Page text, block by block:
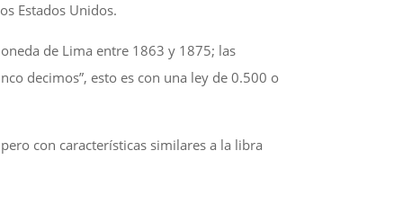
Estados Unidos.
de Lima entre 1863 y 1875; las
decimos”, esto es con una ley de 0.500 o
con características similares a la libra